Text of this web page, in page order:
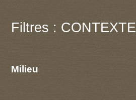
Filtres : CONTEXTE
Milieu